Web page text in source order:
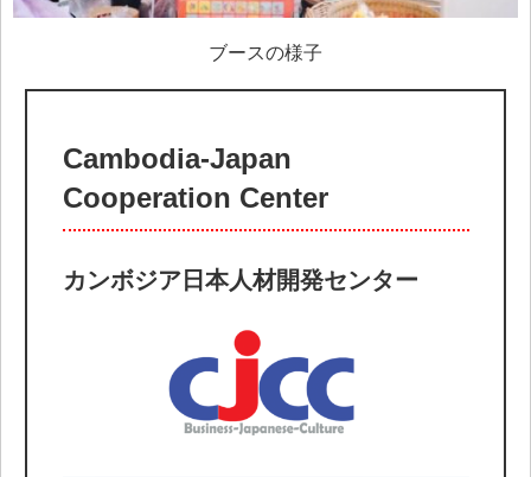
ブースの様子
Cambodia-Japan
Cooperation Center
カンボジア日本人材開発センター